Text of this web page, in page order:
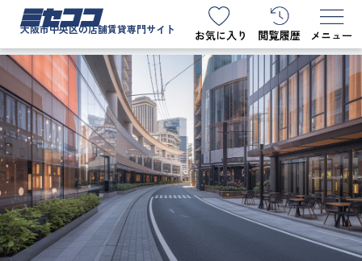
ミセココ
大阪市中央区の店舗賃貸専門サイト